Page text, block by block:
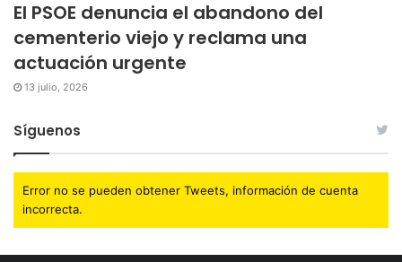
El PSOE denuncia el abandono del
cementerio viejo y reclama una
actuación urgente
13 julio, 2026
Síguenos
Error no se pueden obtener Tweets, información de cuenta
incorrecta.